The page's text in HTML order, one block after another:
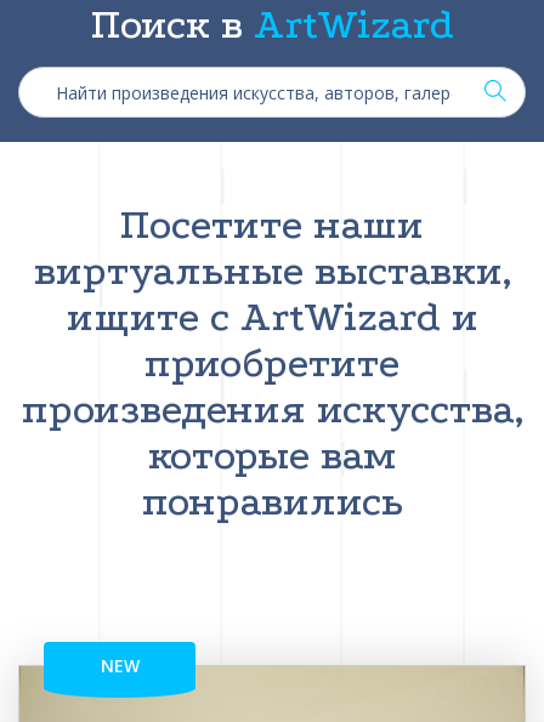
Поиск в ArtWizard
Посетите наши
виртуальные выставки,
ищите с ArtWizard и
приобретите
произведения искусства,
которые вам
понравились
NEW